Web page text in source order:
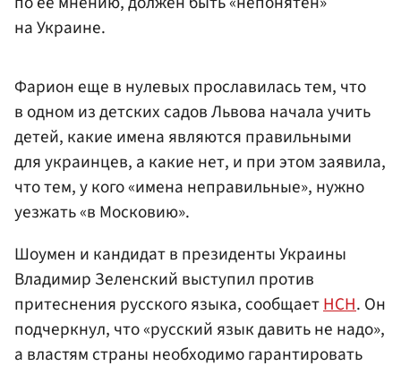
на Украине.
Фарион еще в нулевых прославилась тем, что
в одном из детских садов Львова начала учить
детей, какие имена являются правильными
для украинцев, а какие нет, и при этом заявила,
что тем, у кого «имена неправильные», нужно
уезжать «в Московию».
Шоумен и кандидат в президенты Украины
Владимир Зеленский выступил против
притеснения русского языка, сообщаетНСН. Он
подчеркнул, что «русский язык давить не надо»,
а властям страны необходимо гарантировать